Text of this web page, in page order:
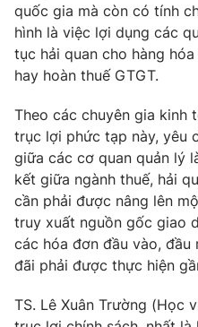
quốc gia mà còn có tính
hình là việc lợi dụng các
tục hải quan cho hàng
hay hoàn thuế GTGT.
Theo các chuyên gia kinh
trục lợi phức tạp này, yêu
giữa các cơ quan quản lý
kết giữa ngành thuế, hải
cần phải được nâng lên
truy xuất nguồn gốc giao
các hóa đơn đầu vào, đầu
đãi phải được thực hiện
TS. Lê Xuân Trường (Học